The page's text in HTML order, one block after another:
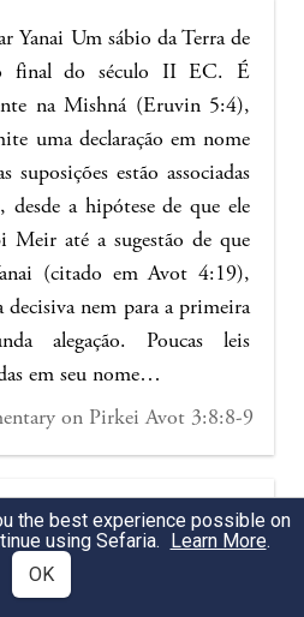
Yanai Um sábio da Terra de
final do século II EC. É
na Mishná (Eruvin 5:4),
uma declaração em nome
estão associadas
desde a hipótese de que ele
até a sugestão de que
(citado em Avot 4:19),
decisiva nem para a primeira
alegação. Poucas leis
em seu nome…
on Pirkei Avot 3:8:8-9
ben Rebbi Yannai
Kipper descended to collect
when they were slandered.
the best experience possible on
using Sefaria. Learn More.
OK